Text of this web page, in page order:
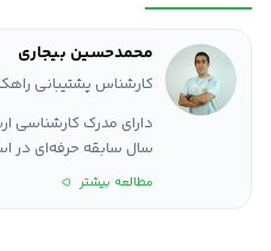
محمدحسین بیجاری
کارشناس پشتیبانی
سال سابقه حرفه‌ای در
نرم‌افزارهای سازمانی
مطالعه بیشتر